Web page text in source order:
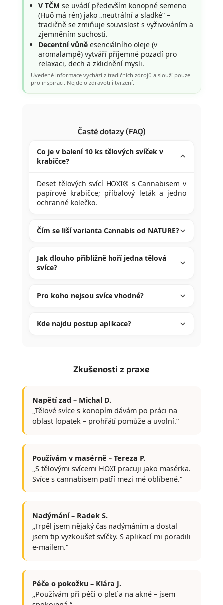
V TČM se uvádí především konopné semeno
(Huǒ má rén) jako „neutrální a sladké“ –
tradičně se zmiňuje souvislost s vyživováním a
zjemněním suchosti.
Decentní vůně esenciálního oleje (v
aromalampě) vytváří příjemné pozadí pro
relaxaci, dech a zklidnění mysli.
Uvedené informace vychází z tradičních zdrojů a slouží pouze
pro inspiraci. Nejde o zdravotní tvrzení.
Časté dotazy (FAQ)
Co je v balení 10 ks tělových svíček v
krabičce?
Deset tělových svící HOXI® s Cannabisem v
papírové krabičce; příbalový leták a jedno
ochranné kolečko.
Čím se liší varianta Cannabis od NATURE?
Jak dlouho přibližně hoří jedna tělová
svíce?
Pro koho nejsou svíce vhodné?
Kde najdu postup aplikace?
Zkušenosti z praxe
Napětí zad – Michal D.
„Tělové svíce s konopím dávám po práci na
oblast lopatek – prohřátí pomůže a uvolní.“
Používám v masérně – Tereza P.
„S tělovými svícemi HOXI pracuji jako masérka.
Svíce s cannabisem patří mezi mé oblíbené.“
Nadýmání – Radek S.
„Trpěl jsem nějaký čas nadýmáním a dostal
jsem tip vyzkoušet svíčky. S aplikací mi poradili
e-mailem.“
Péče o pokožku – Klára J.
„Používám při péči o pleť a na akné – jsem